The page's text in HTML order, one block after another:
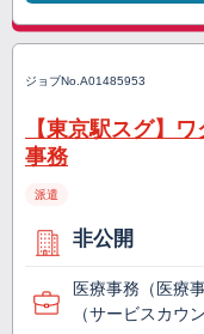
ジョブNo. A01485953
【東京駅スグ】
事務
派遣
非公開
医療事務（医療
（サービスカウ